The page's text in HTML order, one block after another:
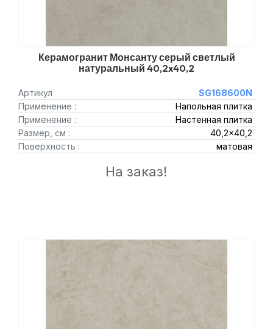
Керамогранит Монсанту серый светлый
натуральный 40,2x40,2
Артикул
SG168600N
Применение :
Напольная плитка
Применение :
Настенная плитка
Размер, см :
40,2x40,2
Поверхность :
матовая
На заказ!